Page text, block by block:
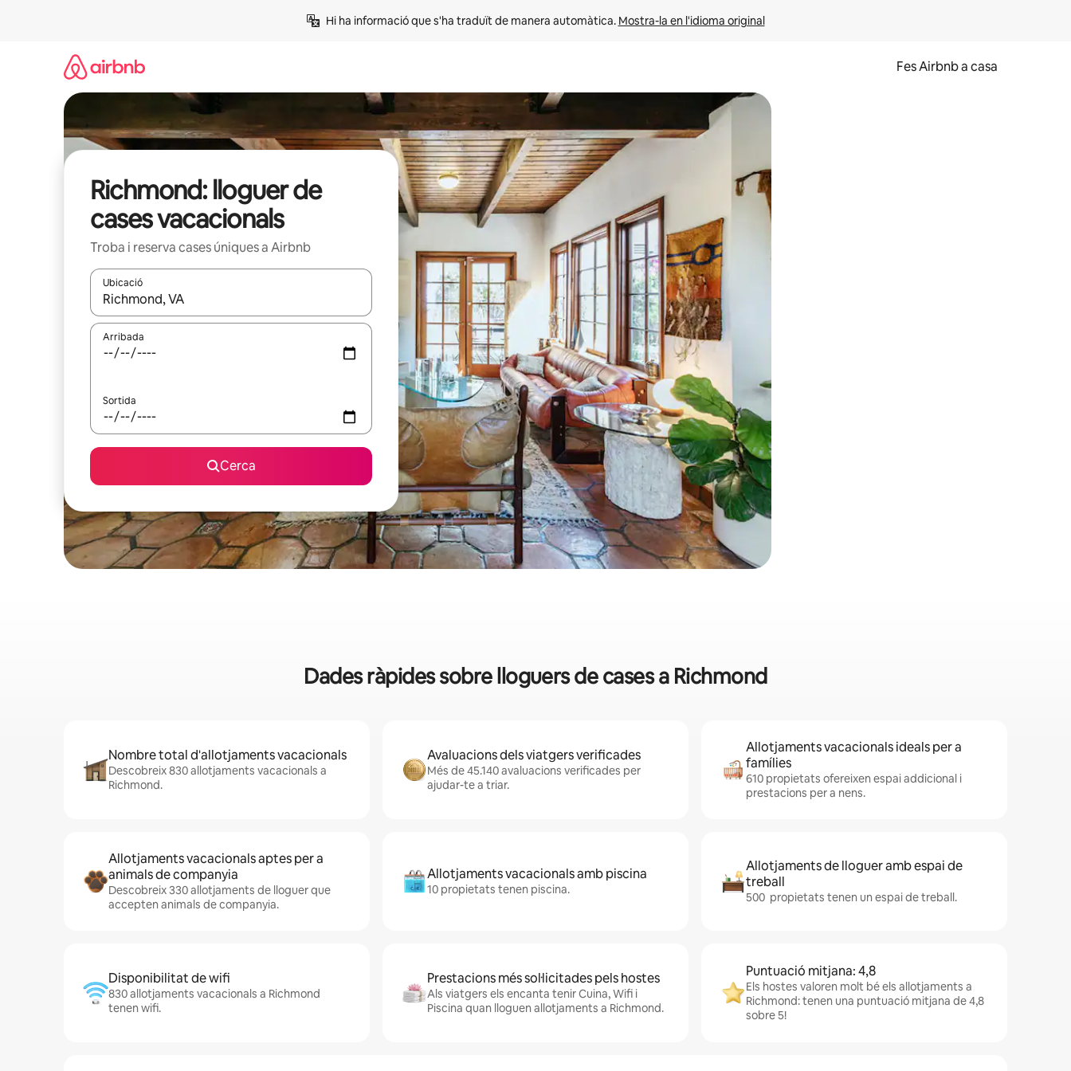
Hi ha informació que s'ha traduït de manera automàtica. Mostra-la en l'idioma original
Fes Airbnb a casa
Richmond: lloguer de
cases vacacionals
Troba i reserva cases úniques a Airbnb
Ubicació
Quan els resultats estiguin disponibles, podràs navegar-hi a través de les tecles de les fletxes (amunt i avall), o bé fent un toc a la pantalla o fent-hi lliscar el dit.
Arribada
Sortida
Cerca
Dades ràpides sobre lloguers de cases a Richmond
Nombre total d'allotjaments vacacionals
Descobreix 830 allotjaments vacacionals a
Richmond.
Avaluacions dels viatgers verificades
Més de 45.140 avaluacions verificades per
ajudar-te a triar.
Allotjaments vacacionals ideals per a
famílies
610 propietats ofereixen espai addicional i
prestacions per a nens.
Allotjaments vacacionals aptes per a
animals de companyia
Descobreix 330 allotjaments de lloguer que
accepten animals de companyia.
Allotjaments vacacionals amb piscina
10 propietats tenen piscina.
Allotjaments de lloguer amb espai de
treball
500 propietats tenen un espai de treball.
Disponibilitat de wifi
830 allotjaments vacacionals a Richmond
tenen wifi.
Prestacions més sol·licitades pels hostes
Als viatgers els encanta tenir Cuina, Wifi i
Piscina quan lloguen allotjaments a Richmond.
Puntuació mitjana: 4,8
Els hostes valoren molt bé els allotjaments a
Richmond: tenen una puntuació mitjana de 4,8
sobre 5!